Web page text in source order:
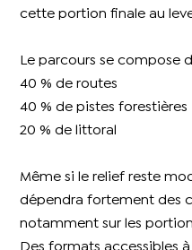
cette portion finale au
Le parcours se compose
40 % de routes
40 % de pistes forestières
20 % de littoral
Même si le relief reste
dépendra fortement des
notamment sur les
Des formats accessibles